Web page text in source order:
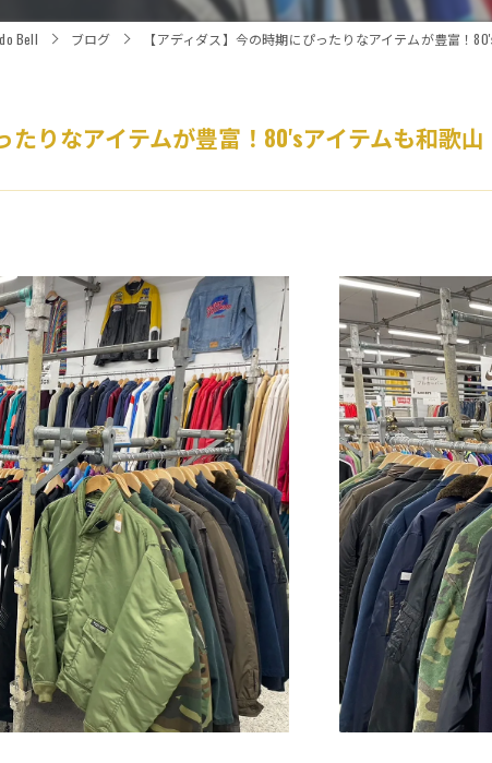
Bell ブログ 【アディダス】今の時期にぴったりなアイテムが豊富！
たりなアイテムが豊富！80'sアイテムも和歌